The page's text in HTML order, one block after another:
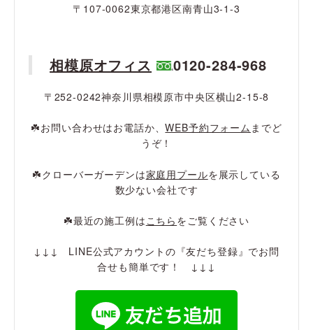
〒107-0062東京都港区南青山3-1-3
相模原オフィス 0120-284-968
〒252-0242神奈川県相模原市中央区横山2-15-8
☘️お問い合わせはお電話か、WEB予約フォーム までど
うぞ！
☘️クローバーガーデンは家庭用プールを展示している
数少ない会社です
☘️最近の施工例は こちら をご覧ください
↓↓↓ LINE公式アカウントの『友だち登録』でお問
合せも簡単です！ ↓↓↓